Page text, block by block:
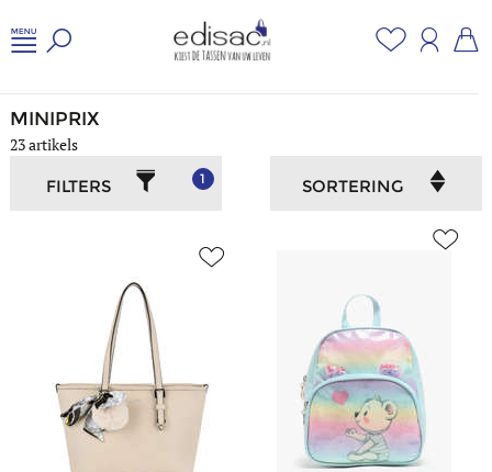
MINIPRIX
23 artikels
FILTERS
1 SORTERING